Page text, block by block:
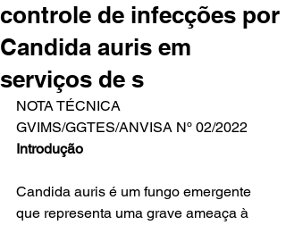
controle de infecções por
Candida auris em
serviços de s
NOTA TÉCNICA
GVIMS/GGTES/ANVISA Nº 02/2022
Introdução
Candida auris é um fungo emergente
que representa uma grave ameaça à